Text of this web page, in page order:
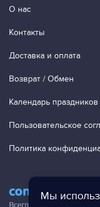
Мы
contact@ac-
Всегда отвечаем на ваши
О нас
Контакты
Доставка и оплата
Возврат / Обмен
Календарь праздников
Пользовательское
Политика